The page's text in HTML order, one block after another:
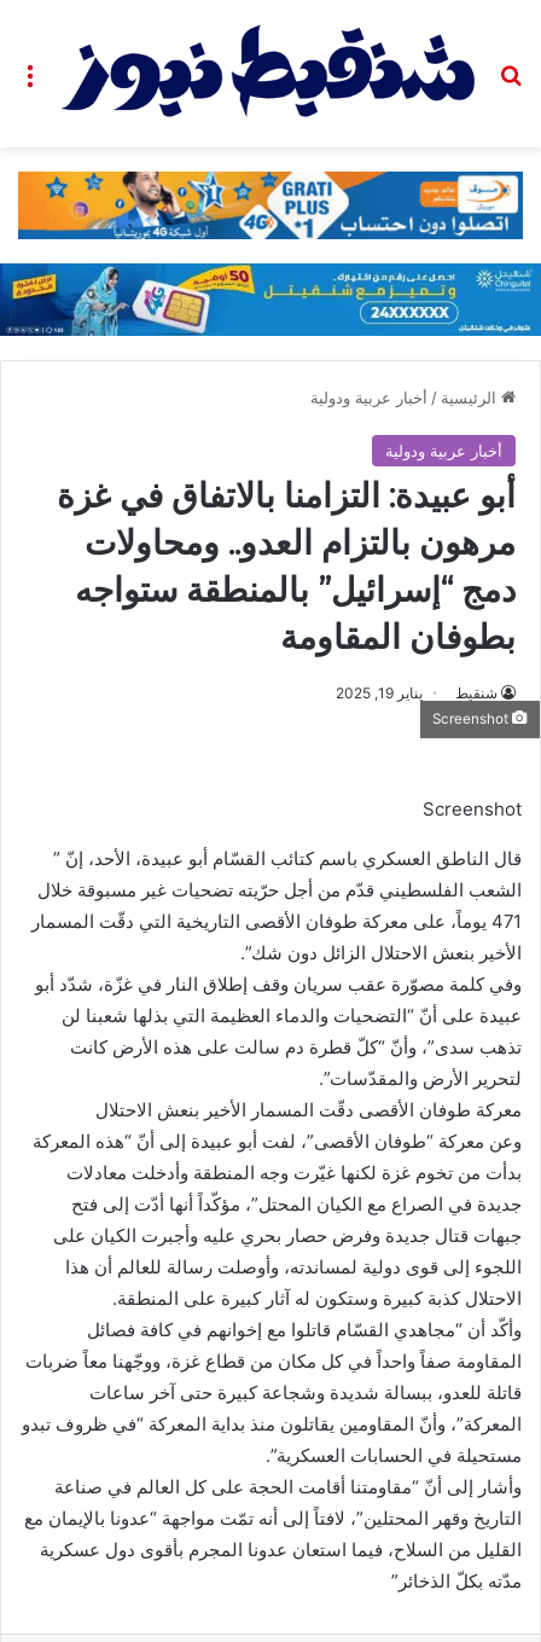
بحث عن
الرئيسية / أخبار عربية ودولية
أخبار عربية ودولية
أبو عبيدة: التزامنا بالاتفاق في غزة
مرهون بالتزام العدو.. ومحاولات
دمج “إسرائيل” بالمنطقة ستواجه
بطوفان المقاومة
شنقيط يناير 19, 2025
Screenshot
قال الناطق العسكري باسم كتائب القسّام أبو عبيدة، الأحد، إنّ ”
الشعب الفلسطيني قدّم من أجل حرّيته تضحيات غير مسبوقة خلال
471 يوماً، على معركة طوفان الأقصى التاريخية التي دقّت المسمار
الأخير بنعش الاحتلال الزائل دون شك”.
وفي كلمة مصوّرة عقب سريان وقف إطلاق النار في غزّة، شدّد أبو
عبيدة على أنّ “التضحيات والدماء العظيمة التي بذلها شعبنا لن
تذهب سدى”، وأنّ “كلّ قطرة دم سالت على هذه الأرض كانت
لتحرير الأرض والمقدّسات”.
معركة طوفان الأقصى دقّت المسمار الأخير بنعش الاحتلال
وعن معركة “طوفان الأقصى”، لفت أبو عبيدة إلى أنّ “هذه المعركة
بدأت من تخوم غزة لكنها غيّرت وجه المنطقة وأدخلت معادلات
جديدة في الصراع مع الكيان المحتل”، مؤكّداً أنها أدّت إلى فتح
جبهات قتال جديدة وفرض حصار بحري عليه وأجبرت الكيان على
اللجوء إلى قوى دولية لمساندته، وأوصلت رسالة للعالم أن هذا
الاحتلال كذبة كبيرة وستكون له آثار كبيرة على المنطقة.
وأكّد أن “مجاهدي القسّام قاتلوا مع إخوانهم في كافة فصائل
المقاومة صفاً واحداً في كل مكان من قطاع غزة، ووجّهنا معاً ضربات
قاتلة للعدو، ببسالة شديدة وشجاعة كبيرة حتى آخر ساعات
المعركة”، وأنّ المقاومين يقاتلون منذ بداية المعركة “في ظروف تبدو
مستحيلة في الحسابات العسكرية”.
وأشار إلى أنّ “مقاومتنا أقامت الحجة على كل العالم في صناعة
التاريخ وقهر المحتلين”، لافتاً إلى أنه تمّت مواجهة “عدونا بالإيمان مع
القليل من السلاح، فيما استعان عدونا المجرم بأقوى دول عسكرية
مدّته بكلّ الذخائر”